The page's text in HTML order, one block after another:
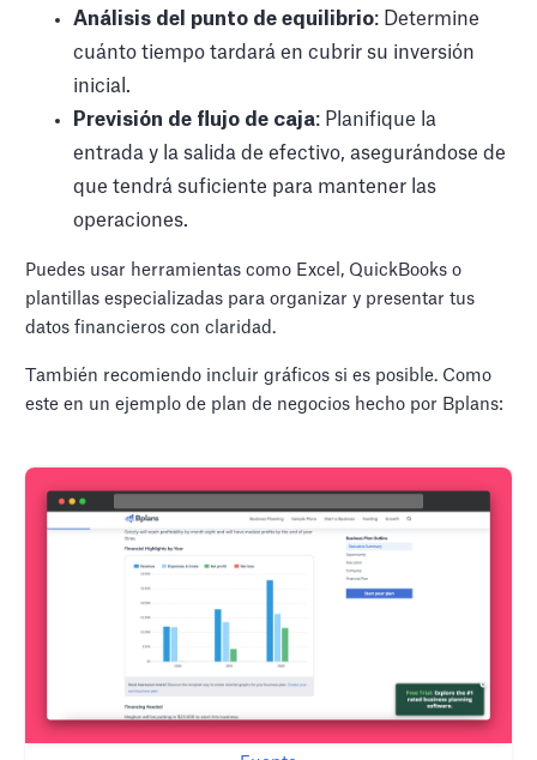
Análisis del punto de equilibrio: Determine
cuánto tiempo tardará en cubrir su inversión
inicial.
Previsión de flujo de caja: Planifique la
entrada y la salida de efectivo, asegurándose de
que tendrá suficiente para mantener las
operaciones.
Puedes usar herramientas como Excel, QuickBooks o
plantillas especializadas para organizar y presentar tus
datos financieros con claridad.
También recomiendo incluir gráficos si es posible. Como
este en un ejemplo de plan de negocios hecho por Bplans: